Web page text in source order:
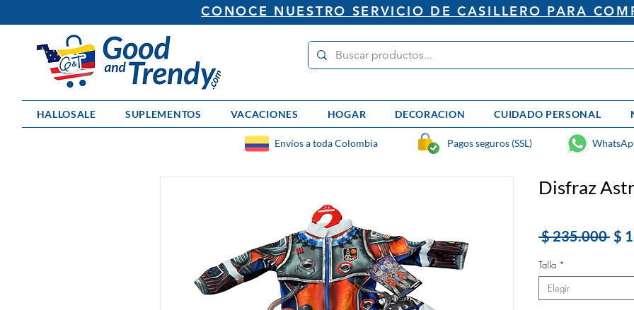
CONOCE NUESTRO SERVICIO DE CASILLERO PARA
HALLOSALE SUPLEMENTOS VACACIONES HOGAR DECORACION CUIDADO PERSONAL
Pagos seguros (SSL)
Envíos a toda Colombia
Disfraz
$ 235.000 $
Talla *
Elegir